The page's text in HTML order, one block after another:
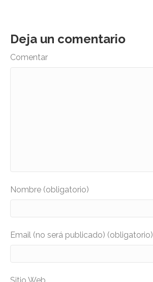
Deja un comentario
Comentar
Nombre (obligatorio)
Email (no será publicado) (obligatorio)